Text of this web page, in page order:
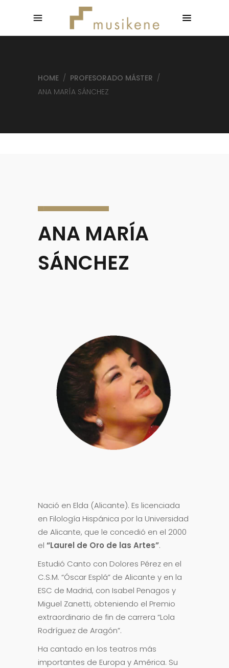
HOME / PROFESORADO MÁSTER /
ANA MARÍA SÁNCHEZ
ANA MARÍA
SÁNCHEZ
Nació en Elda (Alicante). Es licenciada
en Filología Hispánica por la Universidad
de Alicante, que le concedió en el 2000
el “Laurel de Oro de las Artes”.
Estudió Canto con Dolores Pérez en el
C.S.M. “Óscar Esplá” de Alicante y en la
ESC de Madrid, con Isabel Penagos y
Miguel Zanetti, obteniendo el Premio
extraordinario de fin de carrera “Lola
Rodríguez de Aragón”.
Ha cantado en los teatros más
importantes de Europa y América. Su